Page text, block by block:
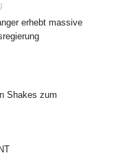
erhebt massive
Shakes zum